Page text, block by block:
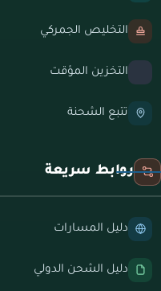
التخليص الجمركي
التخزين المؤقت
تتبع الشحنة
روابط سريعة
دليل المسارات
دليل الشحن الدولي